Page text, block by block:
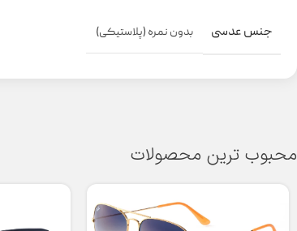
جنس عدسی بدون نمره (پلاستیکی)
محبوب ترین محصولات